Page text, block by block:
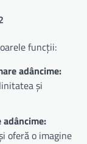
funcții:
adâncime:
și
oferă o imagine